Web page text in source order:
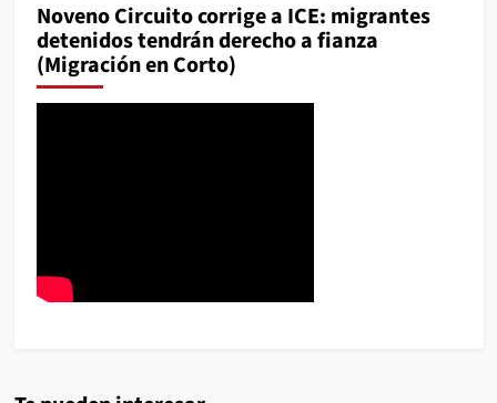
Noveno Circuito corrige a ICE: migrantes
detenidos tendrán derecho a fianza
(Migración en Corto)